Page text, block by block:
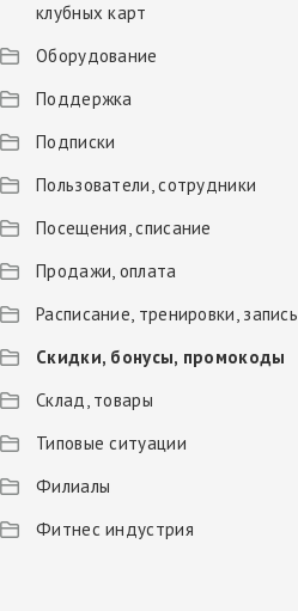
клубных карт
Оборудование
Поддержка
Подписки
Пользователи, сотрудники
Посещения, списание
Продажи, оплата
Расписание, тренировки, запись
Скидки, бонусы, промокоды
Склад, товары
Типовые ситуации
Филиалы
Фитнес индустрия